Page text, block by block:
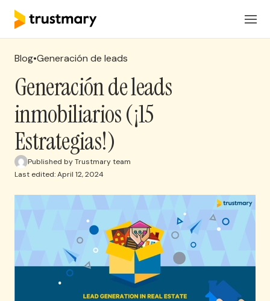
Productos
Soluciones
Precios
Solicita una reunion
ES
Iniciar Sesión
Blog•Generación de leads
Generación de leads
inmobiliarios (¡15
Estrategias!)
Published by Trustmary team
Last edited: April 12, 2024